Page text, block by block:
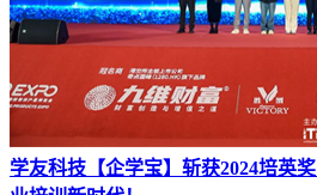
学友科技【企学宝】斩获2024培英